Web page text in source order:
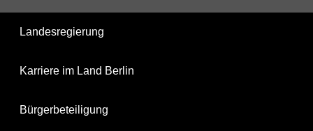
Landesregierung
Karriere im Land Berlin
Bürgerbeteiligung